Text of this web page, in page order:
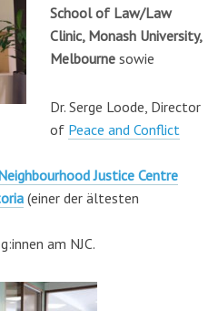
School of Law/Law
Clinic, Monash University,
Melbourne sowie
Dr. Serge Loode, Director
of Peace and Conflict
eighbourhood Justice Centre
(einer der ältesten
am NJC.